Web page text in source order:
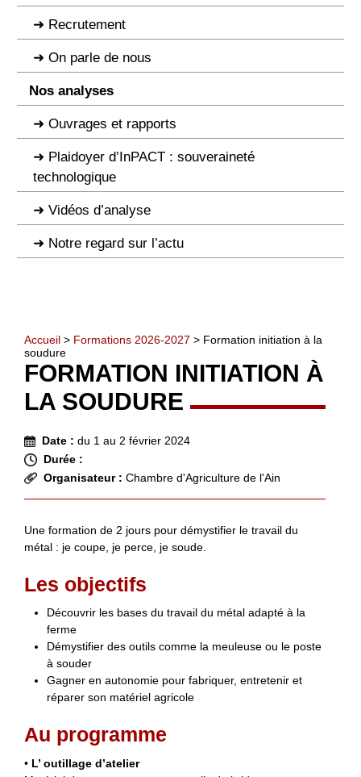
Recrutement
On parle de nous
Nos analyses
Ouvrages et rapports
Plaidoyer d’InPACT : souveraineté
technologique
Vidéos d’analyse
Notre regard sur l’actu
Accueil > Formations 2026-2027 > Formation initiation à la
soudure
FORMATION INITIATION À
LA SOUDURE
Date : du 1 au 2 février 2024
Durée :
Organisateur : Chambre d'Agriculture de l'Ain
Une formation de 2 jours pour démystifier le travail du
métal : je coupe, je perce, je soude.
Les objectifs
Découvrir les bases du travail du métal adapté à la
ferme
Démystifier des outils comme la meuleuse ou le poste
à souder
Gagner en autonomie pour fabriquer, entretenir et
réparer son matériel agricole
Au programme
• L’ outillage d’atelier